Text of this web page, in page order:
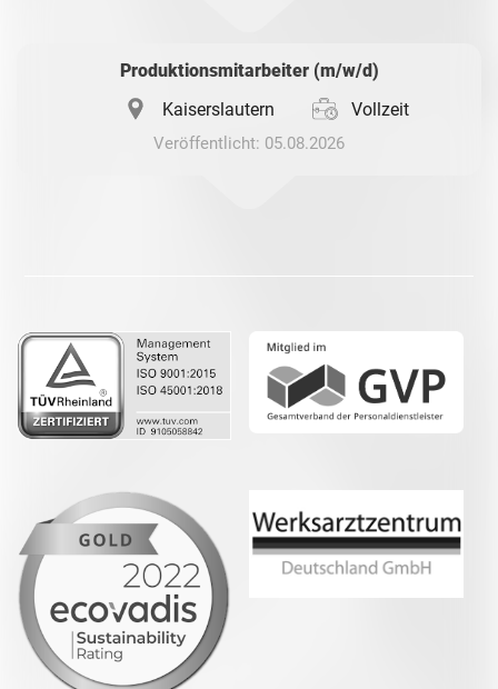
Produktionsmitarbeiter (m/w/d)
Kaiserslautern
Vollzeit
Veröffentlicht: 05.08.2026